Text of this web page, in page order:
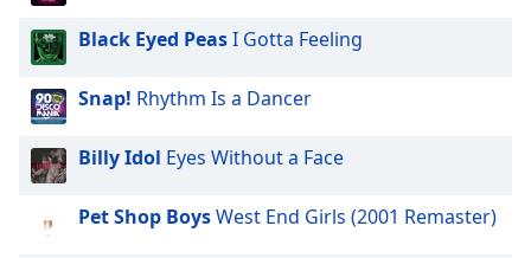
Beginning
dialog
window.
Escape
Black Eyed PeasI Gotta Feeling
Snap! Rhythm Is a Dancer
Billy Idol Eyes Without a Face
Pet Shop BoysWest End Girls (2001 Remaster)